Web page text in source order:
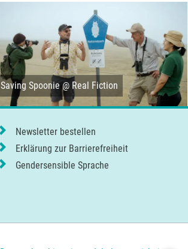
Saving Spoonie @ Real Fiction
Newsletter bestellen
Erklärung zur Barrierefreiheit
Gendersensible Sprache